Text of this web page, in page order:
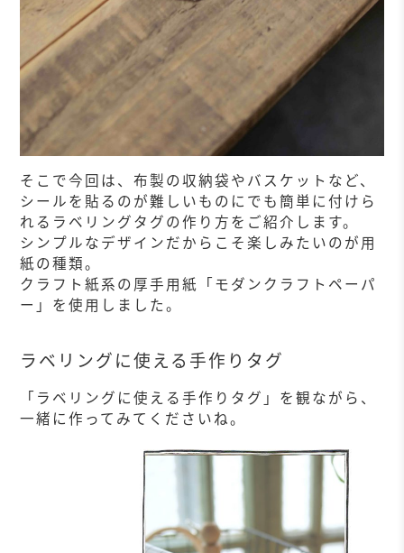
そこで今回は、布製の収納袋やバスケットなど、
シールを貼るのが難しいものにでも簡単に付けら
れるラベリングタグの作り方をご紹介します。
シンプルなデザインだからこそ楽しみたいのが用
紙の種類。
クラフト紙系の厚手用紙「モダンクラフトペーパ
ー」を使用しました。
ラベリングに使える手作りタグ
「ラベリングに使える手作りタグ」を観ながら、
一緒に作ってみてくださいね。